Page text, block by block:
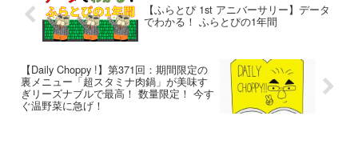
【ふらとぴ 1st アニバーサリー】データ
でわかる！ ふらとぴの1年間
【Daily Choppy !】第371回：期間限定の
裏メニュー「超スタミナ肉鍋」が美味す
ぎリーズナブルで最高！ 数量限定！ 今す
ぐ温野菜に急げ！